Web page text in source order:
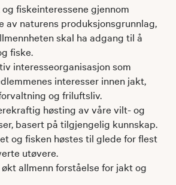
fiskeinteressene gjennom
av naturens produksjonsgrunnlag,
skal ha adgang til å
fiske.
interesseorganisasjon som
interesser innen jakt,
og friluftsliv.
høsting av våre vilt- og
basert på tilgjengelig kunnskap.
og fisken høstes til glede for flest
utøvere.
allmenn forståelse for jakt og